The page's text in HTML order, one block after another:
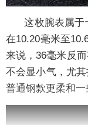
这枚腕表属于
在10.20毫米至
来说，36毫米反
不会显小气，尤
普通钢款更柔和一